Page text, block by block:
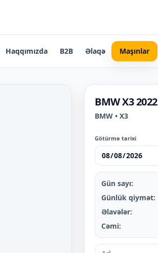
Haqqımızda B2B Əlaqə Maşınlar
BMW X3 2022
BMW • X3
Götürmə tarixi
Gün sayı:
Günlük qiymət:
Əlavələr:
Cəmi: